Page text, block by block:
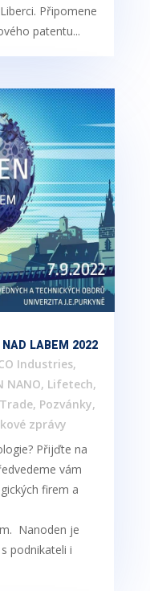
Připomene
patentu...
LABEM 2022
Industries,
NANO, Lifetech,
, Pozvánky,
zprávy
Přijďte na
vám
firem a
Nanoden je
podnikateli i